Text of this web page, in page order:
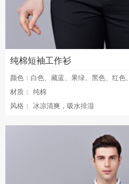
纯棉短袖工作衫
颜色：白色、藏蓝、果绿、黑色、红色
材质：
纯棉
风格：
冰凉清爽，吸水排湿